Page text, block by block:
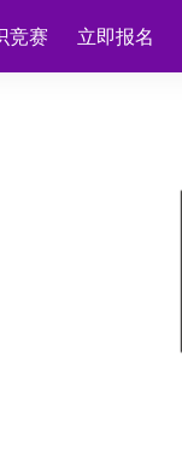
竞赛 立即报名